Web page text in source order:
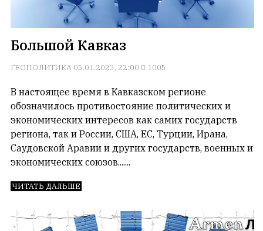
Большой Кавказ
ГЕОПОЛИТИКА 05.01.2023, 22:00 1005
В настоящее время в Кавказском регионе
обозначилось противостояние политических и
экономических интересов как самих государств
региона, так и России, США, ЕС, Турции, Ирана,
Саудовской Аравии и других государств, военных и
экономических союзов.......
ЧИТАТЬ ДАЛЬШЕ